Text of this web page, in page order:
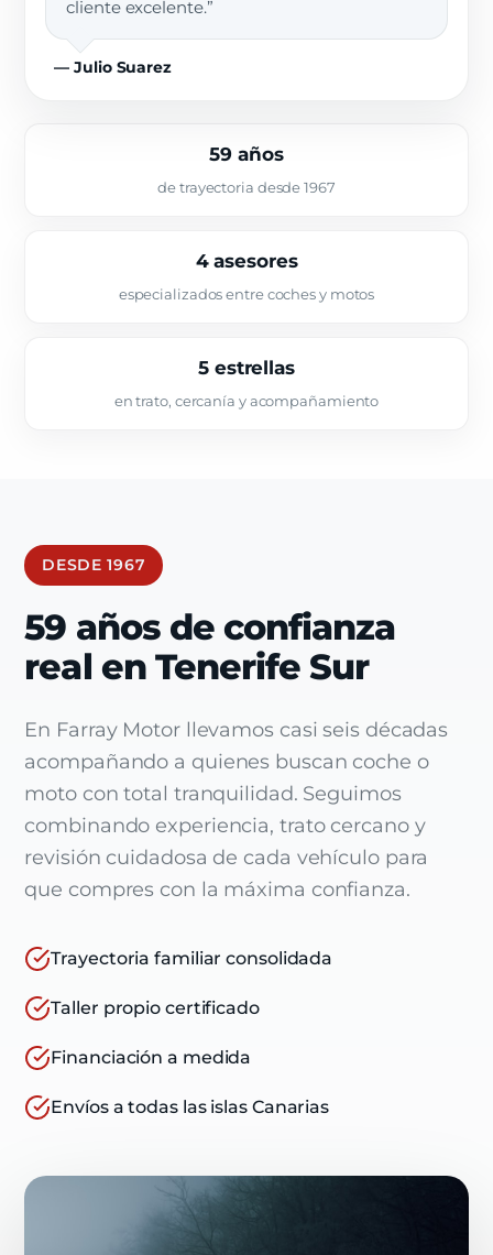
cliente excelente.”
— Julio Suarez
59 años
de trayectoria desde 1967
4 asesores
especializados entre coches y motos
5 estrellas
en trato, cercanía y acompañamiento
DESDE 1967
59 años de confianza
real en Tenerife Sur
En Farray Motor llevamos casi seis décadas
acompañando a quienes buscan coche o
moto con total tranquilidad. Seguimos
combinando experiencia, trato cercano y
revisión cuidadosa de cada vehículo para
que compres con la máxima confianza.
Trayectoria familiar consolidada
Taller propio certificado
Financiación a medida
Envíos a todas las islas Canarias